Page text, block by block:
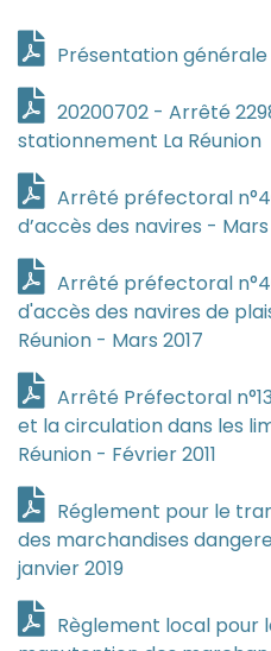
Présentation générale
20200702 - Arrêté
stationnement La Réunion
Arrêté préfectoral
d’accès des navires - Mars
Arrêté préfectoral
d'accès des navires de
Réunion - Mars 2017
Arrêté Préfectoral
et la circulation dans les
Réunion - Février 2011
Réglement pour le
des marchandises
janvier 2019
Règlement local pour